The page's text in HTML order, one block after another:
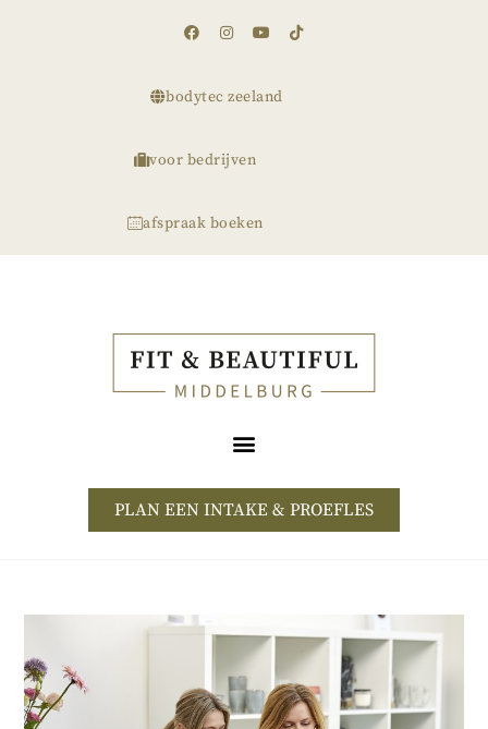
bodytec zeeland
voor bedrijven
afspraak boeken
PLAN EEN INTAKE & PROEFLES